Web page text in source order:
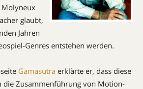
Molyneux
glaubt,
Jahren
Genres entstehen werden.
Gamasutra erklärte er, dass diese
die Zusammenführung von Motion-